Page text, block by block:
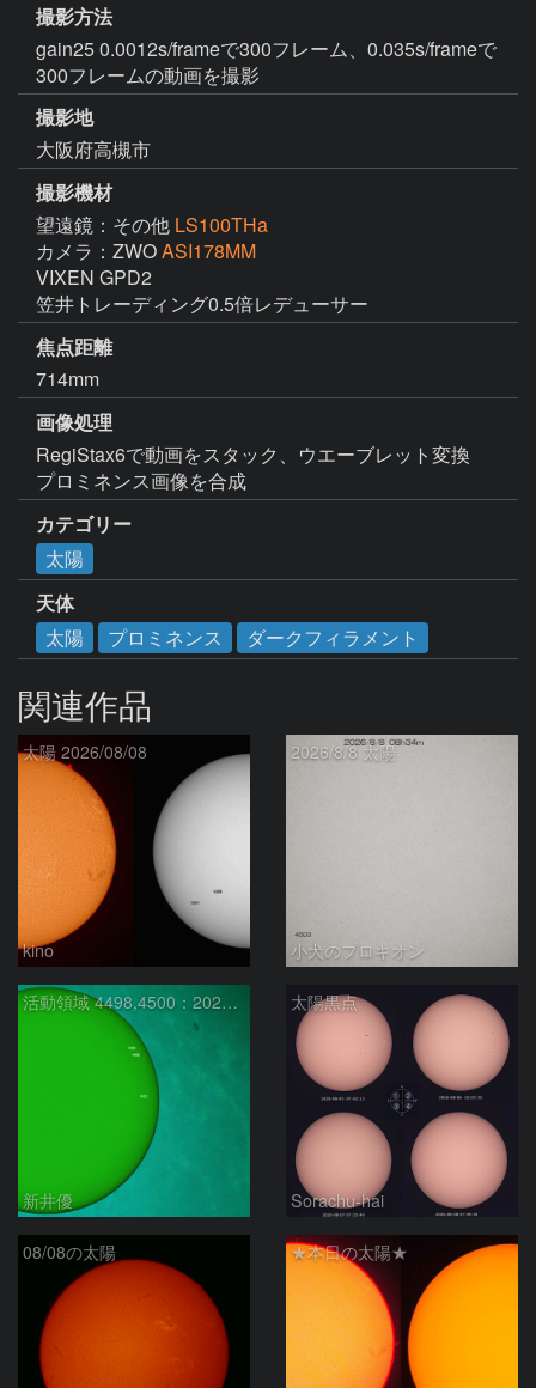
撮影方法
gain25 0.0012s/frameで300フレーム、0.035s/frameで
300フレームの動画を撮影
撮影地
大阪府高槻市
撮影機材
望遠鏡：その他 LS100THa
カメラ：ZWOASI178MM
VIXEN GPD2
笠井トレーディング0.5倍レデューサー
焦点距離
714mm
画像処理
RegiStax6で動画をスタック、ウエーブレット変換
プロミネンス画像を合成
カテゴリー
太陽
天体
太陽
プロミネンス ダークフィラメント
関連作品
太陽 2026/08/08
kino
2026/8/8 太陽
小犬のプロキオン
活動領域 4498,4500：2026/08/08
新井優
太陽黒点
Sorachu-hai
08/08の太陽 ★本日の太陽★